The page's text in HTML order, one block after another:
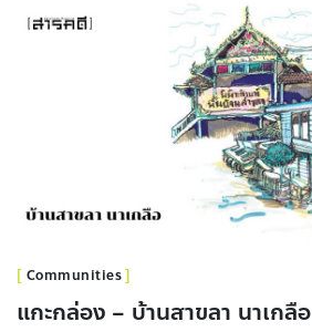
Communities
แกะกล่อง – บ้านสาขลา นาเกลือ